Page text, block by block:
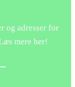
og adresser for
mere her!